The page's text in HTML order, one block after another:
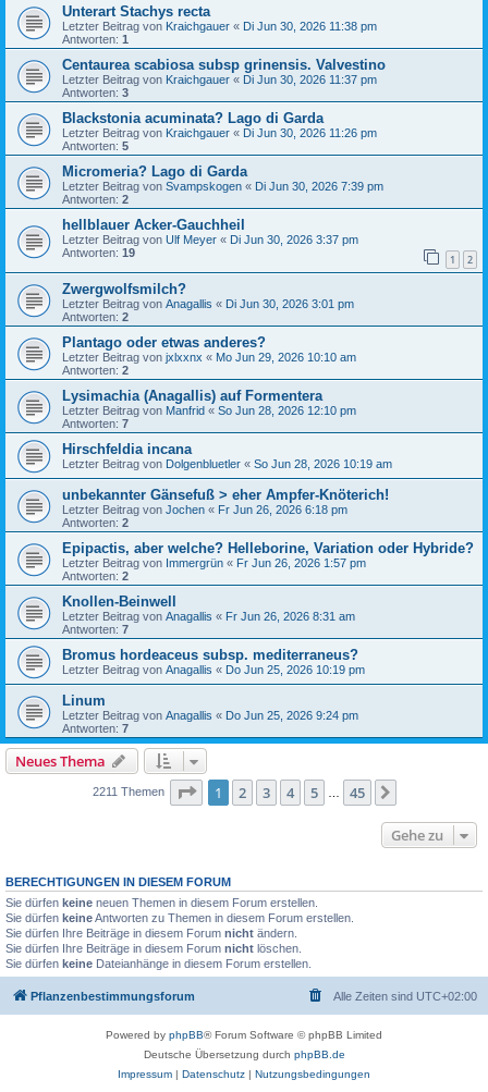
Unterart Stachys recta
Letzter Beitrag von Kraichgauer « Di Jun 30, 2026 11:38 pm
Antworten: 1
Centaurea scabiosa subsp grinensis. Valvestino
Letzter Beitrag von Kraichgauer « Di Jun 30, 2026 11:37 pm
Antworten: 3
Blackstonia acuminata? Lago di Garda
Letzter Beitrag von Kraichgauer « Di Jun 30, 2026 11:26 pm
Antworten: 5
Micromeria? Lago di Garda
Letzter Beitrag von Svampskogen « Di Jun 30, 2026 7:39 pm
Antworten: 2
hellblauer Acker-Gauchheil
Letzter Beitrag von Ulf Meyer « Di Jun 30, 2026 3:37 pm
Antworten: 19 1 2
Zwergwolfsmilch?
Letzter Beitrag von Anagallis « Di Jun 30, 2026 3:01 pm
Antworten: 2
Plantago oder etwas anderes?
Letzter Beitrag von jxlxxnx « Mo Jun 29, 2026 10:10 am
Antworten: 2
Lysimachia (Anagallis) auf Formentera
Letzter Beitrag von Manfrid « So Jun 28, 2026 12:10 pm
Antworten: 7
Hirschfeldia incana
Letzter Beitrag von Dolgenbluetler « So Jun 28, 2026 10:19 am
unbekannter Gänsefuß > eher Ampfer-Knöterich!
Letzter Beitrag von Jochen « Fr Jun 26, 2026 6:18 pm
Antworten: 2
Epipactis, aber welche? Helleborine, Variation oder Hybride?
Letzter Beitrag von Immergrün « Fr Jun 26, 2026 1:57 pm
Antworten: 2
Knollen-Beinwell
Letzter Beitrag von Anagallis « Fr Jun 26, 2026 8:31 am
Antworten: 7
Bromus hordeaceus subsp. mediterraneus?
Letzter Beitrag von Anagallis « Do Jun 25, 2026 10:19 pm
Linum
Letzter Beitrag von Anagallis « Do Jun 25, 2026 9:24 pm
Antworten: 7
Neues Thema
2211 Themen Seite 1von 45
1 2 3 4 5 45
Gehe zu
BERECHTIGUNGEN IN DIESEM FORUM
Sie dürfen keine neuen Themen in diesem Forum erstellen.
Sie dürfen keineAntworten zu Themen in diesem Forum erstellen.
Sie dürfen Ihre Beiträge in diesem Forum nicht ändern.
Sie dürfen Ihre Beiträge in diesem Forum nicht löschen.
Sie dürfen keine Dateianhänge in diesem Forum erstellen.
Pflanzenbestimmungsforum Alle Zeiten sind UTC+02:00
Powered by phpBB® Forum Software © phpBB Limited
Deutsche Übersetzung durch phpBB.de
Impressum | Datenschutz | Nutzungsbedingungen